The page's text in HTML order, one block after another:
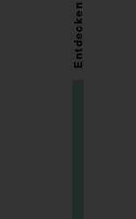
Entdecken